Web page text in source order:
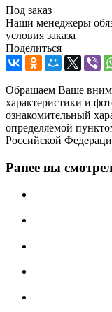
Под заказ
Наши менеджеры
условия заказа
Поделиться
Обращаем Ваше
характеристики и
ознакомительный
определяемой
Российской
Ранее вы